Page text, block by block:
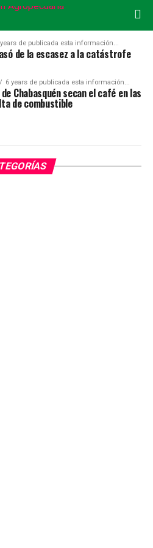
de publicada esta información...
de la escasez a la catástrofe
6 years de publicada esta información...
Chabasquén secan el café en las
de combustible